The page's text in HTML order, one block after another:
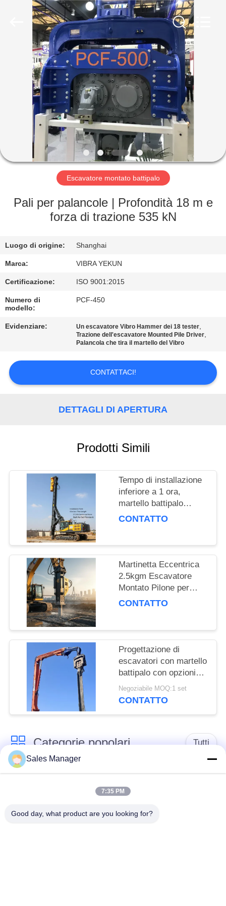
CASA
PRODOTTI
MANIFESTAZIONE
VR
NOI
DELLA
FABBRICA
CONTROLLO
DI
QUALITÀ
CONTATTICI
UNA
CITAZIONE
SITEMAP
PRIVACY
POLICY
Escavatore montato battipalo
Pali per palancole | Profondità 18 m e
forza di trazione 535 kN
Luogo di origine: Shanghai
Marca: VIBRA YEKUN
Certificazione: ISO 9001:2015
Numero di
modello:
PCF-450
Evidenziare: Un escavatore Vibro Hammer dei 18 tester,
Trazione dell'escavatore Mounted Pile Driver,
Palancola che tira il martello del Vibro
CONTATTACI!
DETTAGLI DI APERTURA
Prodotti Simili
Tempo di installazione
inferiore a 1 ora,
martello battipalo
montato su escavatore
Kn, costruito per la
penetrazione del
terreno
CONTATTO
Martinetta Eccentrica
2.5kgm Escavatore
Montato Pilone per
Lavori di Fondazione e
CONTATTO
Progettazione di
escavatori con martello
battipalo con opzioni
flessibili di utilizzo
Negoziabile MOQ:1 set
CONTATTO
Categorie popolari Tutti
escavatore montato
battipalo
Martello elettrico
Piledriver laterale
Sales Manager
7:35 PM
Good day, what product are you looking for?